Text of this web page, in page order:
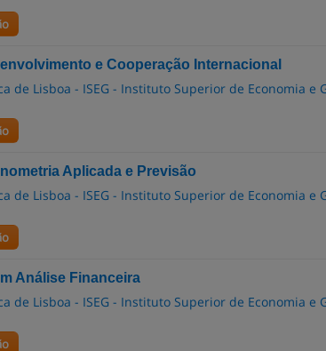
e Cooperação Internacional
de Lisboa - ISEG - Instituto Superior de Economia e
Aplicada e Previsão
de Lisboa - ISEG - Instituto Superior de Economia e
Análise Financeira
de Lisboa - ISEG - Instituto Superior de Economia e